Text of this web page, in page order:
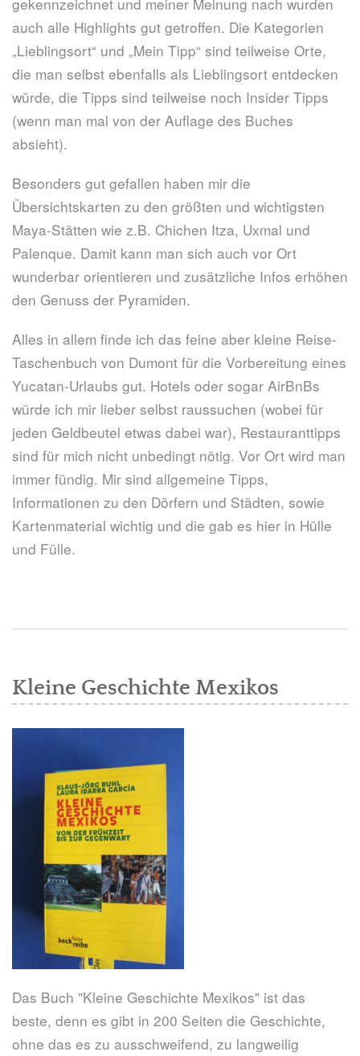
auch alle Highlights gut getroffen. Die Kategorien
„Lieblingsort“ und „Mein Tipp“ sind teilweise Orte,
die man selbst ebenfalls als Lieblingsort entdecken
würde, die Tipps sind teilweise noch Insider Tipps
(wenn man mal von der Auflage des Buches
absieht).
Besonders gut gefallen haben mir die
Übersichtskarten zu den größten und wichtigsten
Maya-Stätten wie z.B. Chichen Itza, Uxmal und
Palenque. Damit kann man sich auch vor Ort
wunderbar orientieren und zusätzliche Infos erhöhen
den Genuss der Pyramiden.
Alles in allem finde ich das feine aber kleine Reise-
Taschenbuch von Dumont für die Vorbereitung eines
Yucatan-Urlaubs gut. Hotels oder sogar AirBnBs
würde ich mir lieber selbst raussuchen (wobei für
jeden Geldbeutel etwas dabei war), Restauranttipps
sind für mich nicht unbedingt nötig. Vor Ort wird man
immer fündig. Mir sind allgemeine Tipps,
Informationen zu den Dörfern und Städten, sowie
Kartenmaterial wichtig und die gab es hier in Hülle
und Fülle.
Kleine Geschichte Mexikos
Das Buch "Kleine Geschichte Mexikos" ist das
beste, denn es gibt in 200 Seiten die Geschichte,
ohne das es zu ausschweifend, zu langweilig